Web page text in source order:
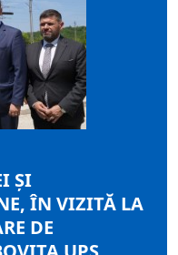
ȘI
ÎN VIZITĂ LA
DE